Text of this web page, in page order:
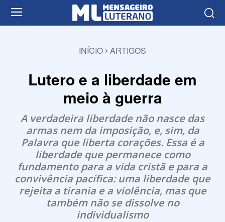
INÍCIO ARTIGOS
Lutero e a liberdade em
meio à guerra
A verdadeira liberdade não nasce das
armas nem da imposição, e, sim, da
Palavra que liberta corações. Essa é a
liberdade que permanece como
fundamento para a vida cristã e para a
convivência pacífica: uma liberdade que
rejeita a tirania e a violência, mas que
também não se dissolve no
individualismo